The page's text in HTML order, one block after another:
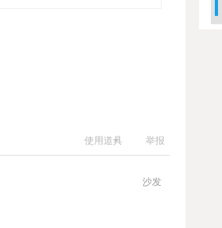
使用道具 举报
沙发